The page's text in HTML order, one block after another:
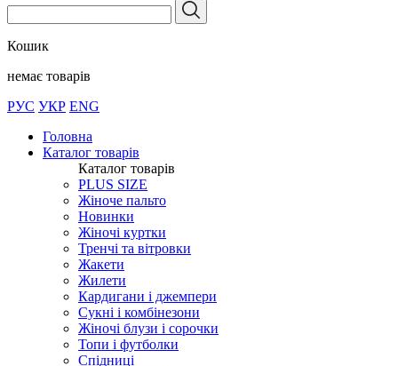
Кошик
немає товарів
РУС УКР ENG
Головна
Каталог товарів
Каталог товарів
PLUS SIZE
Жіноче пальто
Новинки
Жіночі куртки
Тренчі та вітровки
Жакети
Жилети
Кардигани і джемпери
Сукні і комбінезони
Жіночі блузи і сорочки
Топи і футболки
Спідниці